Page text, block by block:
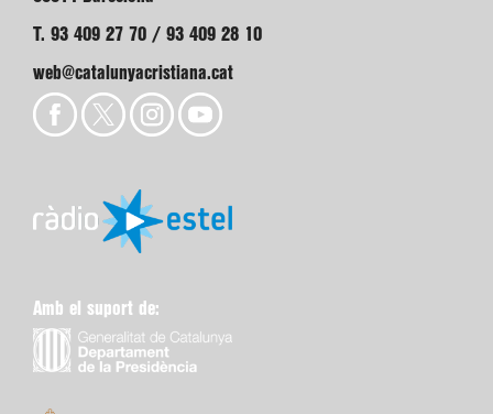
T. 93 409 27 70 / 93 409 28 10
web@catalunyacristiana.cat
Amb el suport de: